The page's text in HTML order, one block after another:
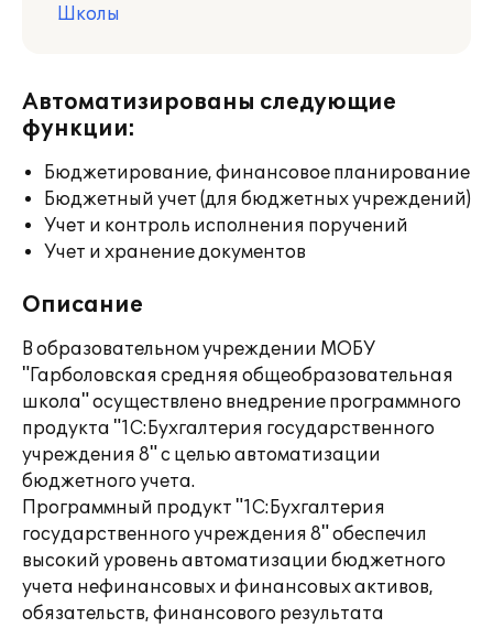
Школы
Автоматизированы следующие
функции:
Бюджетирование, финансовое планирование
Бюджетный учет (для бюджетных учреждений)
Учет и контроль исполнения поручений
Учет и хранение документов
Описание
В образовательном учреждении МОБУ
"Гарболовская средняя общеобразовательная
школа" осуществлено внедрение программного
продукта "1С:Бухгалтерия государственного
учреждения 8" с целью автоматизации
бюджетного учета.
Программный продукт "1С:Бухгалтерия
государственного учреждения 8" обеспечил
высокий уровень автоматизации бюджетного
учета нефинансовых и финансовых активов,
обязательств, финансового результата